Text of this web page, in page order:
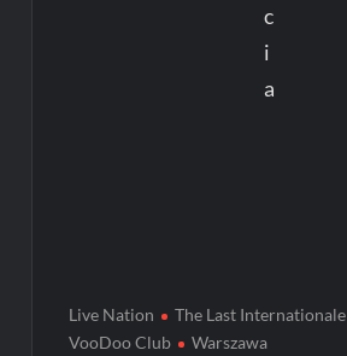
c
i
a
Live Nation The Last Internationale
VooDoo Club
Warszawa